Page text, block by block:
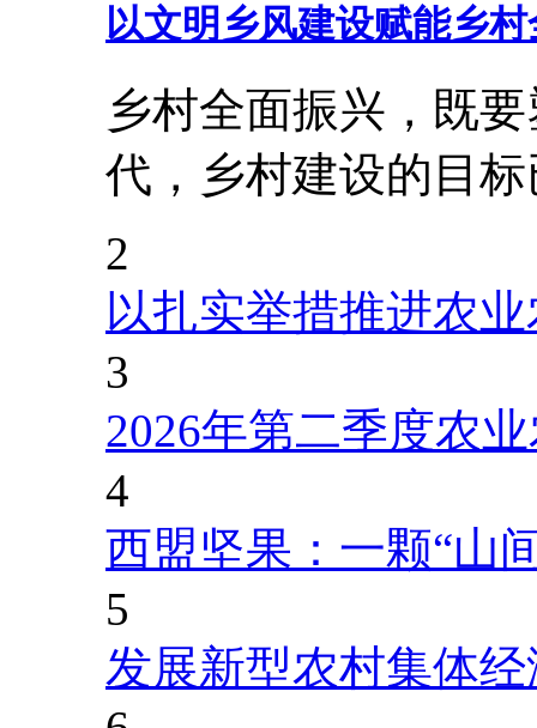
以文明乡风建设赋能乡
乡村全面振兴，既
代，乡村建设的目
2
以扎实举措推进农
3
2026年第二季度农
4
西盟坚果：一颗“山
5
发展新型农村集体